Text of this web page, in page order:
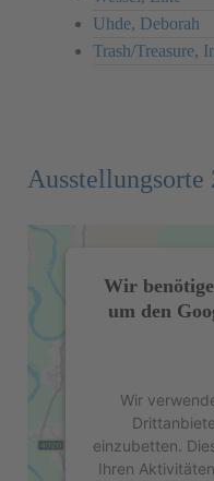
Uhde, Deborah
Trash/Treasure,
Ausstellungsorte
Wir
um den
Wir
einzubetten.
Ihren